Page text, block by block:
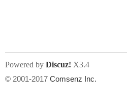
Powered by Discuz! X3.4
© 2001-2017 Comsenz Inc.